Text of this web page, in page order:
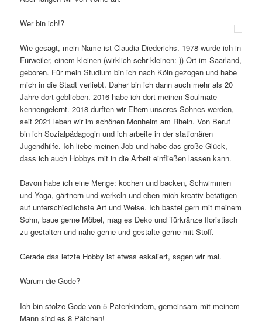
Wer bin ich!?
Wie gesagt, mein Name ist Claudia Diederichs. 1978 wurde ich in
Fürweiler, einem kleinen (wirklich sehr kleinen:-)) Ort im Saarland,
geboren. Für mein Studium bin ich nach Köln gezogen und habe
mich in die Stadt verliebt. Daher bin ich dann auch mehr als 20
Jahre dort geblieben. 2016 habe ich dort meinen Soulmate
kennengelernt. 2018 durften wir Eltern unseres Sohnes werden,
seit 2021 leben wir im schönen Monheim am Rhein. Von Beruf
bin ich Sozialpädagogin und ich arbeite in der stationären
Jugendhilfe. Ich liebe meinen Job und habe das große Glück,
dass ich auch Hobbys mit in die Arbeit einfließen lassen kann.
Davon habe ich eine Menge: kochen und backen, Schwimmen
und Yoga, gärtnern und werkeln und eben mich kreativ betätigen
auf unterschiedlichste Art und Weise. Ich bastel gern mit meinem
Sohn, baue gerne Möbel, mag es Deko und Türkränze floristisch
zu gestalten und nähe gerne und gestalte gerne mit Stoff.
Gerade das letzte Hobby ist etwas eskaliert, sagen wir mal.
Warum die Gode?
Ich bin stolze Gode von 5 Patenkindern, gemeinsam mit meinem
Mann sind es 8 Pätchen!